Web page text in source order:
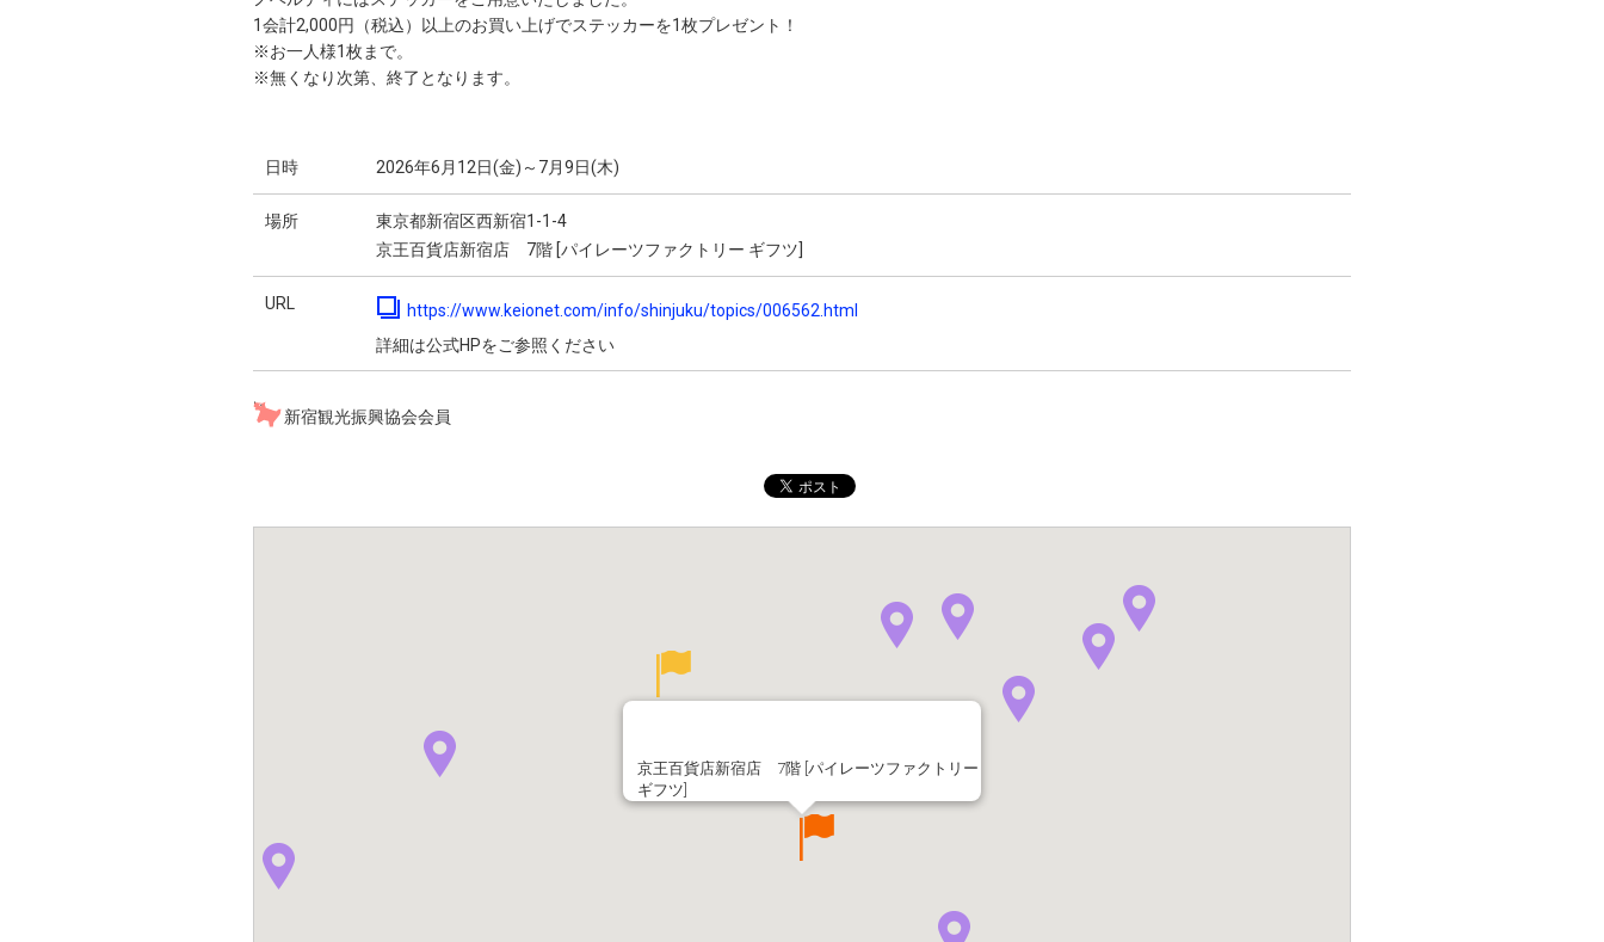
1会計2,000円（税込）以上のお買い上げでステッカーを1枚プレゼント！
※お一人様1枚まで。
※無くなり次第、終了となります。
日時 2026年6月12日(金)～7月9日(木)
場所
東京都新宿区西新宿1-1-4
京王百貨店新宿店 7階 [パイレーツファクトリー ギフツ]
URL
https://www.keionet.com/info/shinjuku/topics/006562.html
詳細は公式HPをご参照ください
新宿観光振興協会会員
京王百貨店新宿店 7階 [パイレーツファクトリー
ギフツ]